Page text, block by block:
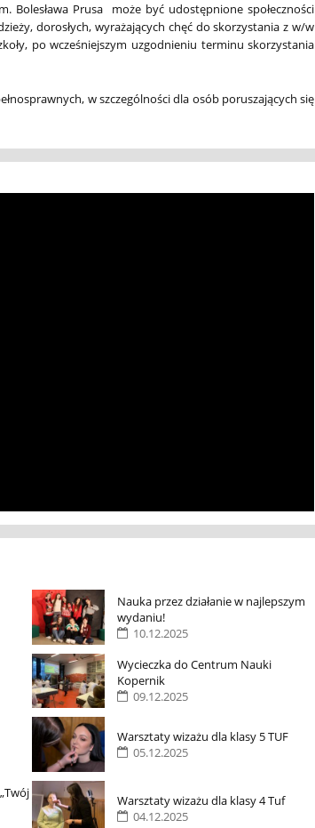
Bolesława Prusa może być udostępnione społeczności
dorosłych, wyrażających chęć do skorzystania z w/w
po wcześniejszym uzgodnieniu terminu skorzystania
w szczególności dla osób poruszających się
Nauka przez działanie w najlepszym
wydaniu!
10.12.2025
Wycieczka do Centrum Nauki
Kopernik
09.12.2025
Warsztaty wizażu dla klasy 5 TUF
05.12.2025
Warsztaty wizażu dla klasy 4 Tuf
04.12.2025